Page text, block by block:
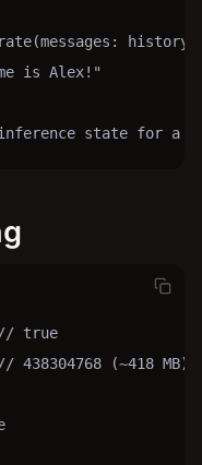
history)
is Alex!"
state for a
true
(~418 MB)